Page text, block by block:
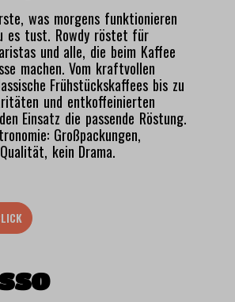
was morgens funktionieren
es tust. Rowdy röstet für
und alle, die beim Kaffee
machen. Vom kraftvollen
Frühstückskaffees bis zu
und entkoffeinierten
Einsatz die passende Röstung.
Großpackungen,
kein Drama.